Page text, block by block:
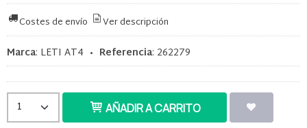
Costes de envío Ver descripción
Marca: LETI AT4 • Referencia: 262279
AÑADIR A CARRITO